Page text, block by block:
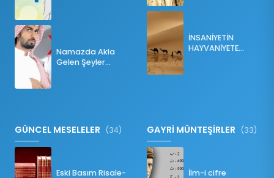
Namazda Akla
Gelen Şeyler
İNSANİYETİN
HAYVANİYETE
GÜNCEL MESELELER (34)
Eski Basım Risale-
GAYRİ MÜNTEŞİRLER (33)
İlm-i cifre